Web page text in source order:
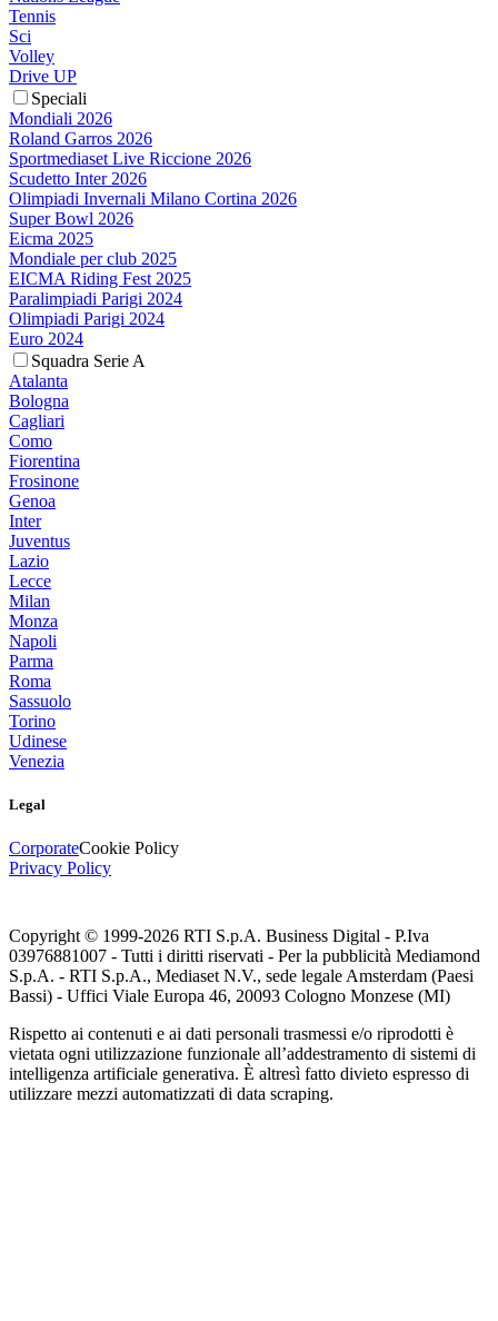
Tennis
Sci
Volley
Drive UP
Speciali
Mondiali 2026
Roland Garros 2026
Sportmediaset Live Riccione 2026
Scudetto Inter 2026
Olimpiadi Invernali Milano Cortina 2026
Super Bowl 2026
Eicma 2025
Mondiale per club 2025
EICMA Riding Fest 2025
Paralimpiadi Parigi 2024
Olimpiadi Parigi 2024
Euro 2024
Squadra Serie A
Atalanta
Bologna
Cagliari
Como
Fiorentina
Frosinone
Genoa
Inter
Juventus
Lazio
Lecce
Milan
Monza
Napoli
Parma
Roma
Sassuolo
Torino
Udinese
Venezia
Legal
CorporateCookie Policy
Privacy Policy
Copyright © 1999-2026 RTI S.p.A. Business Digital - P.Iva
03976881007 - Tutti i diritti riservati - Per la pubblicità Mediamond
S.p.A. - RTI S.p.A., Mediaset N.V., sede legale Amsterdam (Paesi
Bassi) - Uffici Viale Europa 46, 20093 Cologno Monzese (MI)
Rispetto ai contenuti e ai dati personali trasmessi e/o riprodotti è
vietata ogni utilizzazione funzionale all’addestramento di sistemi di
intelligenza artificiale generativa. È altresì fatto divieto espresso di
utilizzare mezzi automatizzati di data scraping.